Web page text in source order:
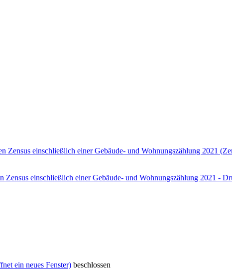
Zensus einschließlich einer Gebäude- und Wohnungszählung 2021
einschließlich einer Gebäude- und Wohnungszählung 2021 -
ein neues Fenster) beschlossen